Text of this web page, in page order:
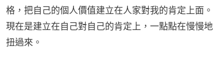
格，把自己的個人價值建立在人家對我的肯定上面。
現在是建立在自己對自己的肯定上，一點點在慢慢地
扭過來。